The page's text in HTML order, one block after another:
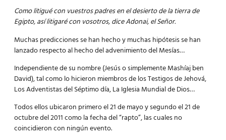
Como litigué con vuestros padres en el desierto de la tierra de
Egipto, así litigaré con vosotros, dice Adonai, el Señor.
Muchas predicciones se han hecho y muchas hipótesis se han
lanzado respecto al hecho del advenimiento del Mesías…
Independiente de su nombre (Jesús o simplemente Mashíaj ben
David), tal como lo hicieron miembros de los Testigos de Jehová,
Los Adventistas del Séptimo día, La Iglesia Mundial de Dios…
Todos ellos ubicaron primero el 21 de mayo y segundo el 21 de
octubre del 2011 como la fecha del “rapto”, las cuales no
coincidieron con ningún evento.